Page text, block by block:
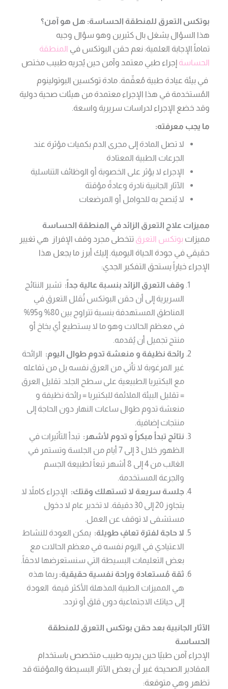
بوتكس التعرق للمنطقة الحساسة: هل هو آمن؟
هذا السؤال يشغل بال كثيرين وهو سؤال وجيه
تماماً.الإجابة العلمية: نعم حقن البوتكس في المنطقة
الحساسة إجراء طبي معتمد وآمن حين يُجريه طبيب مختص
في بيئة عيادة طبية مُعقّمة. مادة توكسين البوتولينوم
المُستخدمة في هذا الإجراء معتمدة من هيئات صحية دولية
وقد خضع الإجراء لدراسات سريرية واسعة.
ما يجب معرفته:
لا تصل المادة إلى مجرى الدم بكميات مؤثرة عند
الجرعات الطبية المعتادة
الإجراء لا يؤثر على الخصوبة أو الوظائف التناسلية
الآثار الجانبية نادرة وعادةً مؤقتة
لا يُنصح به للحوامل أو المرضعات
مميزات علاج التعرق الزائد في المنطقة الحساسة
مميزات بوتكس التعرق تتخطى مجرد وقف الإفراز هي تغيير
حقيقي في جودة الحياة اليومية. إليك أبرز ما يجعل هذا
الإجراء خياراً يستحق التفكير الجدي:
وقف التعرق الزائد بنسبة عالية جداً: تشير النتائج
السريرية إلى أن حقن البوتكس تُقلل التعرق في
المناطق المستهدفة بنسبة تتراوح بين 80% و95%
في معظم الحالات وهو ما لا يستطيع أي بخاخ أو
منتج تجميل أن يُقدمه.
رائحة نظيفة و منعشة تدوم طوال اليوم: الرائحة
غير المرغوبة لا تأتي من العرق نفسه بل من تفاعله
مع البكتيريا الطبيعية على سطح الجلد. تقليل العرق
= تقليل البيئة الملائمة للبكتيريا = رائحة نظيفة و
منعشة تدوم طوال ساعات النهار دون الحاجة إلى
منتجات إضافية.
نتائج تبدأ مبكراً و تدوم لأشهر: تبدأ التأثيرات في
الظهور خلال 3 إلى 7 أيام من الجلسة وتستمر في
الغالب من 4 إلى 8 أشهر تبعاً لطبيعة الجسم
والجرعة المستخدمة.
جلسة سريعة لا تستهلك وقتك: الإجراء كاملاً لا
يتجاوز 20 إلى 30 دقيقة. لا تخدير عام لا دخول
مستشفى لا توقف عن العمل.
لا حاجة لفترة تعافٍ طويلة: يمكن العودة للنشاط
الاعتيادي في اليوم نفسه في معظم الحالات مع
بعض التعليمات البسيطة التي سنستعرضها لاحقاً.
ثقة مُستعادة وراحة نفسية حقيقية: ربما هذه
هي المميزات الطبية المذهلة الأكثر قيمة العودة
إلى حياتك الاجتماعية دون قلق أو تردد.
الآثار الجانبية بعد حقن بوتكس التعرق للمنطقة
الحساسة
الإجراء آمن طبيًا حين يجريه طبيب متخصص باستخدام
المقادير الصحيحة غير أن بعض الآثار البسيطة والمؤقتة قد
تظهر وهي متوقعة: